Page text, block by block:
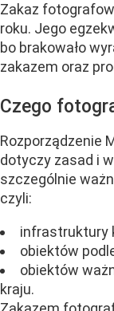
Zakaz
roku. Jego
bo brakowało
zakazem oraz
Czego
Rozporządzenie
dotyczy zasad i
szczególnie
czyli:
infrastruktury
obiektów
obiektów
kraju.